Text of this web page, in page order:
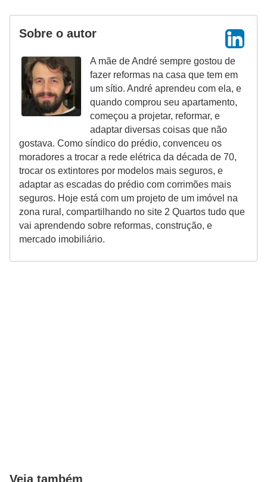
Sobre o autor
A mãe de André sempre gostou de
fazer reformas na casa que tem em
um sítio. André aprendeu com ela, e
quando comprou seu apartamento,
começou a projetar, reformar, e
adaptar diversas coisas que não
gostava. Como síndico do prédio, convenceu os
moradores a trocar a rede elétrica da década de 70,
trocar os extintores por modelos mais seguros, e
adaptar as escadas do prédio com corrimões mais
seguros. Hoje está com um projeto de um imóvel na
zona rural, compartilhando no site 2 Quartos tudo que
vai aprendendo sobre reformas, construção, e
mercado imobiliário.
Veja também